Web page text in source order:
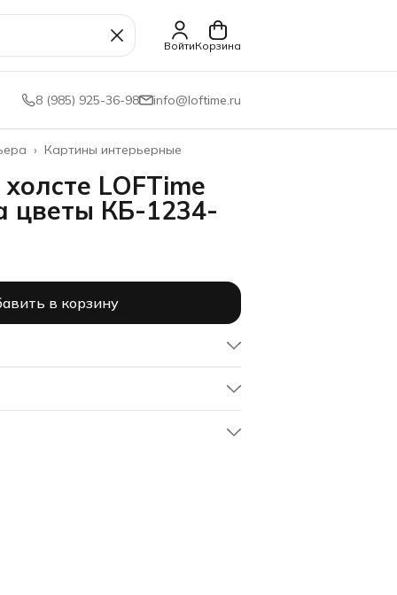
ВойтиКорзина
8 (985) 925-36-98 info@loftime.ru
Картины интерьерные
›
LOFTime
цветы КБ-1234-
в корзину
отлично впишется в любой
до современного. Идеальная